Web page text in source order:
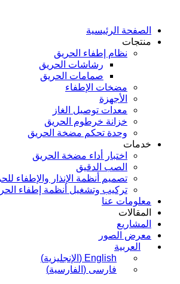
الصفحة الرئيسية
منتجات
نظام إطفاء الحريق
رشاشات الحريق
صمامات الحريق
مضخات الإطفاء
الأجهزة
معدات توصيل الغاز
خزانة خرطوم الحريق
وحدة تحكم مضخة الحريق
خدمات
اختبار أداء مضخة الحريق
الصب الدقيق
تصميم أنظمة الإنذار والإطفاء
تركيب وتشغيل أنظمة إطفاء
معلومات عنا
المقالات
المشاريع
معرض الصور
العربية
English
( الإنجليزية)
فارسی ( الفارسية)